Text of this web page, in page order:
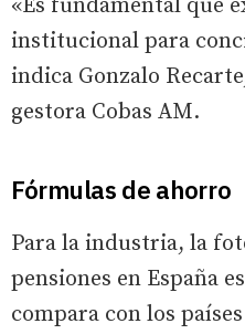
«Es fundamental que
institucional para
indica Gonzalo
gestora Cobas AM.
Fórmulas de ahorro
Para la industria, la
pensiones en España
compara con los